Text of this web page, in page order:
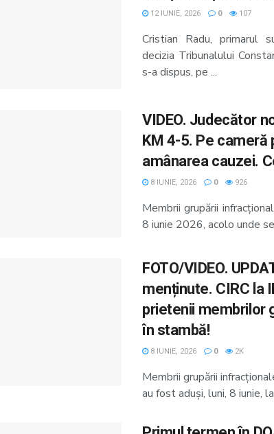
12 IUNIE, 2026 0 107
Cristian Radu, primarul
decizia Tribunalului
s-a dispus, pe ...
VIDEO. Judecător
KM 4-5. Pe
amânarea cauzei.
8 IUNIE, 2026 0 926
Membrii grupării
8 iunie 2026, acolo unde
FOTO/VIDEO.
menținute. CIRC la
prietenii membrilor
în stambă!
8 IUNIE, 2026 0 2K
Membrii grupării
au fost aduşi, luni, 8 iunie,